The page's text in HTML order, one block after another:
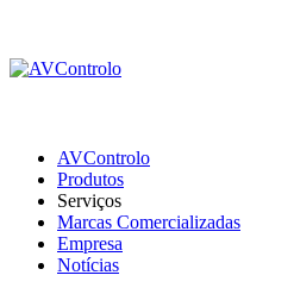
AVControlo
Produtos
Serviços
Marcas Comercializadas
Empresa
Notícias